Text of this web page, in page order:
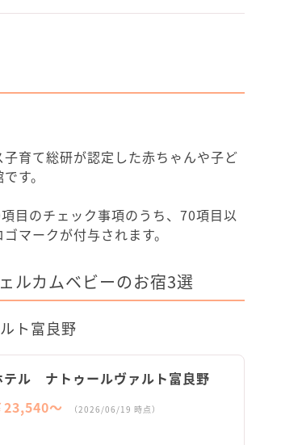
育て総研が認定した赤ちゃんや子ど
す。
目のチェック事項のうち、70項目以
マークが付与されます。
ルカムベビーのお宿3選
ト富良野
テル ナトゥールヴァルト富良野
23,540〜
（2026/06/19 時点）